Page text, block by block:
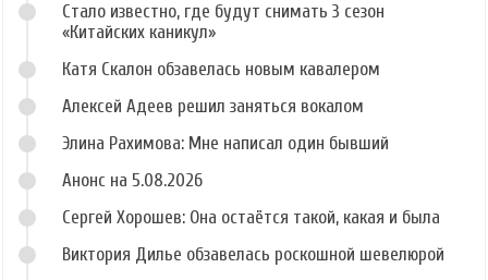
Стало известно, где будут снимать 3 сезон
«Китайских каникул»
Катя Скалон обзавелась новым кавалером
Алексей Адеев решил заняться вокалом
Элина Рахимова: Мне написал один бывший
Анонс на 5.08.2026
Сергей Хорошев: Она остаётся такой, какая и была
Виктория Дилье обзавелась роскошной шевелюрой